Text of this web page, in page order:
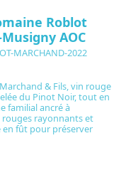
Roblot
AOC
MARCHAND-2022
& Fils, vin rouge
du Pinot Noir, tout en
familial ancré à
rayonnants et
en fût pour préserver